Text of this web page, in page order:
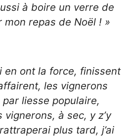
à boire un verre de
repas de Noël ! »
en ont la force, finissent
les vignerons
liesse populaire,
à sec, y z’y
plus tard, j’ai